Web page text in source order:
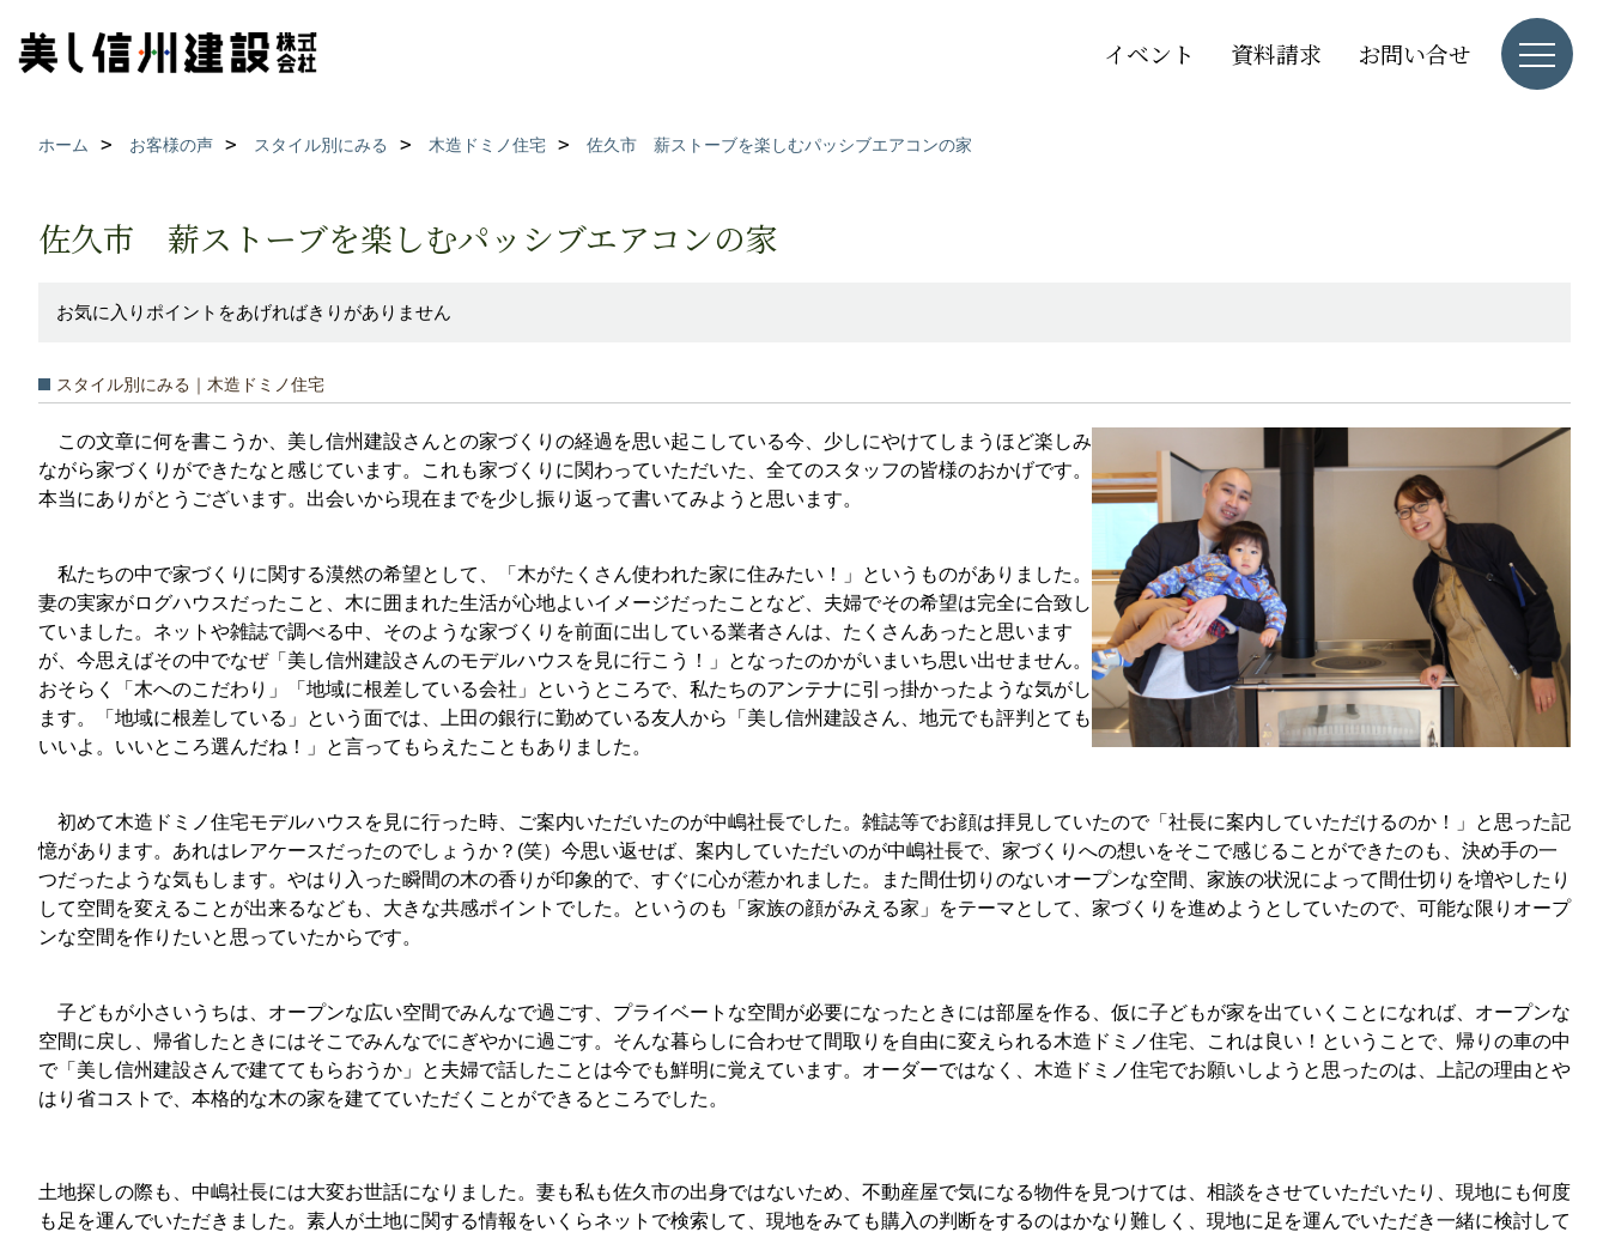
イベント 資料請求 お問い合せ
ホーム お客様の声 スタイル別にみる 木造ドミノ住宅 佐久市 薪ストーブを楽しむパッシブエアコンの家
佐久市 薪ストーブを楽しむパッシブエアコンの家
お気に入りポイントをあげればきりがありません
スタイル別にみる｜木造ドミノ住宅
この文章に何を書こうか、美し信州建設さんとの家づくりの経過を思い起こしている今、少しにやけてしまうほど楽しみ
ながら家づくりができたなと感じています。これも家づくりに関わっていただいた、全てのスタッフの皆様のおかげです。
本当にありがとうございます。出会いから現在までを少し振り返って書いてみようと思います。
私たちの中で家づくりに関する漠然の希望として、「木がたくさん使われた家に住みたい！」というものがありました。
妻の実家がログハウスだったこと、木に囲まれた生活が心地よいイメージだったことなど、夫婦でその希望は完全に合致し
ていました。ネットや雑誌で調べる中、そのような家づくりを前面に出している業者さんは、たくさんあったと思います
が、今思えばその中でなぜ「美し信州建設さんのモデルハウスを見に行こう！」となったのかがいまいち思い出せません。
おそらく「木へのこだわり」「地域に根差している会社」というところで、私たちのアンテナに引っ掛かったような気がし
ます。「地域に根差している」という面では、上田の銀行に勤めている友人から「美し信州建設さん、地元でも評判とても
いいよ。いいところ選んだね！」と言ってもらえたこともありました。
初めて木造ドミノ住宅モデルハウスを見に行った時、ご案内いただいたのが中嶋社長でした。雑誌等でお顔は拝見していたので「社長に案内していただけるのか！」と思った記
憶があります。あれはレアケースだったのでしょうか？(笑）今思い返せば、案内していただいのが中嶋社長で、家づくりへの想いをそこで感じることができたのも、決め手の一
つだったような気もします。やはり入った瞬間の木の香りが印象的で、すぐに心が惹かれました。また間仕切りのないオープンな空間、家族の状況によって間仕切りを増やしたり
して空間を変えることが出来るなども、大きな共感ポイントでした。というのも「家族の顔がみえる家」をテーマとして、家づくりを進めようとしていたので、可能な限りオープ
ンな空間を作りたいと思っていたからです。
子どもが小さいうちは、オープンな広い空間でみんなで過ごす、プライベートな空間が必要になったときには部屋を作る、仮に子どもが家を出ていくことになれば、オープンな
空間に戻し、帰省したときにはそこでみんなでにぎやかに過ごす。そんな暮らしに合わせて間取りを自由に変えられる木造ドミノ住宅、これは良い！ということで、帰りの車の中
で「美し信州建設さんで建ててもらおうか」と夫婦で話したことは今でも鮮明に覚えています。オーダーではなく、木造ドミノ住宅でお願いしようと思ったのは、上記の理由とや
はり省コストで、本格的な木の家を建てていただくことができるところでした。
土地探しの際も、中嶋社長には大変お世話になりました。妻も私も佐久市の出身ではないため、不動産屋で気になる物件を見つけては、相談をさせていただいたり、現地にも何度
も足を運んでいただきました。素人が土地に関する情報をいくらネットで検索して、現地をみても購入の判断をするのはかなり難しく、現地に足を運んでいただき一緒に検討して